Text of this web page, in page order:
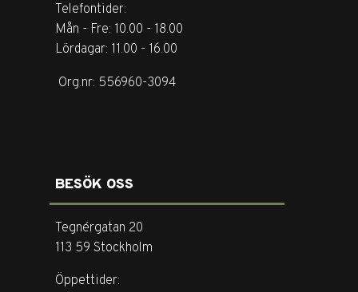
Telefontider:
Mån - Fre: 10.00 - 18.00
Lördagar: 11.00 - 16.00
Org.nr: 556960-3094
BESÖK OSS
Tegnérgatan 20
113 59 Stockholm
Öppettider: